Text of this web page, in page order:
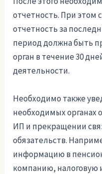
отчетность. При этом
отчетность за
период должна быть
орган в течение 30
деятельности.
Необходимо также
необходимых органах
ИП и прекращении
обязательств.
информацию в
компанию, налоговую